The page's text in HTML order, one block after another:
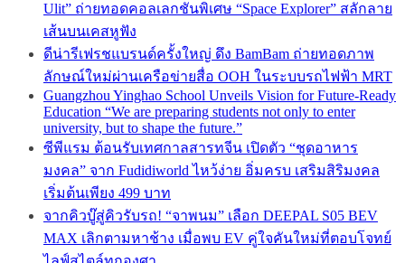
Ulit” ถ่ายทอดคอลเลกชันพิเศษ “Space Explorer” สลักลาย
เส้นบนเคสหูฟัง
ดีน่ารีเฟรชแบรนด์ครั้งใหญ่ ดึง BamBam ถ่ายทอดภาพ
ลักษณ์ใหม่ผ่านเครือข่ายสื่อ OOH ในระบบรถไฟฟ้า MRT
Guangzhou Yinghao School Unveils Vision for Future-Ready
Education “We are preparing students not only to enter
university, but to shape the future.”
ซีพีแรม ต้อนรับเทศกาลสารทจีน เปิดตัว “ชุดอาหาร
มงคล” จาก Fudidiworld ไหว้ง่าย อิ่มครบ เสริมสิริมงคล
เริ่มต้นเพียง 499 บาท
จากคิวบู๊สู่คิวรับรถ! “จาพนม” เลือก DEEPAL S05 BEV
MAX เลิกตามหาช้าง เมื่อพบ EV คู่ใจคันใหม่ที่ตอบโจทย์